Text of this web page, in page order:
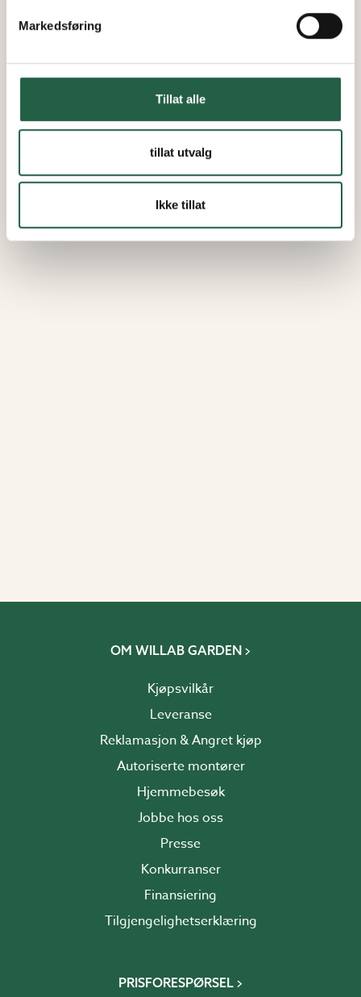
Markedsføring
Tillat alle
tillat utvalg
Ikke tillat
OM WILLAB GARDEN
Kjøpsvilkår
Leveranse
Reklamasjon & Angret kjøp
Autoriserte montører
Hjemmebesøk
Jobbe hos oss
Presse
Konkurranser
Finansiering
Tilgjengelighetserklæring
PRISFORESPØRSEL